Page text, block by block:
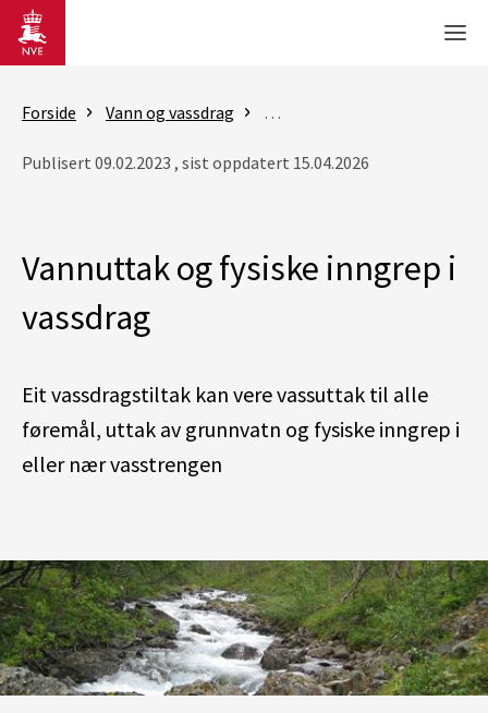
Gå til hovedinnhold
Forside Vann og vassdrag Vassdrag- og
Publisert 09.02.2023 , sist oppdatert 15.04.2026
Vannuttak og fysiske inngrep i
vassdrag
Eit vassdragstiltak kan vere vassuttak til alle
føremål, uttak av grunnvatn og fysiske inngrep i
eller nær vasstrengen